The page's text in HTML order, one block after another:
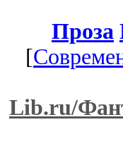
Проза
[
Lib.ru/